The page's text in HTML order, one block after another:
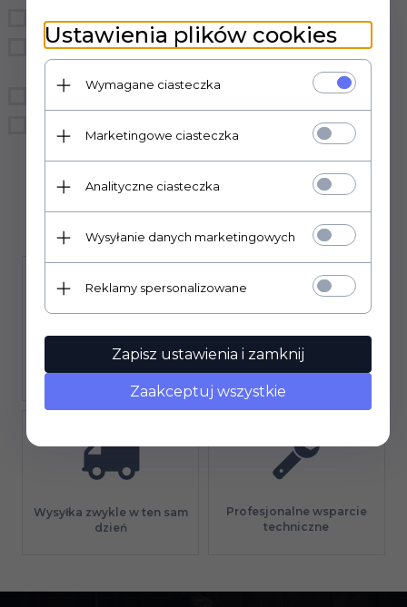
BDSM
Prezerwatywy
hurtownia
Bielizna
Śmieszne
LoveStim
LSDI
medica-group
MedTime
Sexual Health Series
Gwarancja jakości Długi termin płatności
Wysyłka zwykle w ten sam
dzień
Profesjonalne wsparcie
techniczne
Ustawienia plików cookies
Wymagane ciasteczka
Marketingowe ciasteczka
Analityczne ciasteczka
Wysyłanie danych marketingowych
Reklamy spersonalizowane
Zapisz ustawienia i zamknij
Zaakceptuj wszystkie